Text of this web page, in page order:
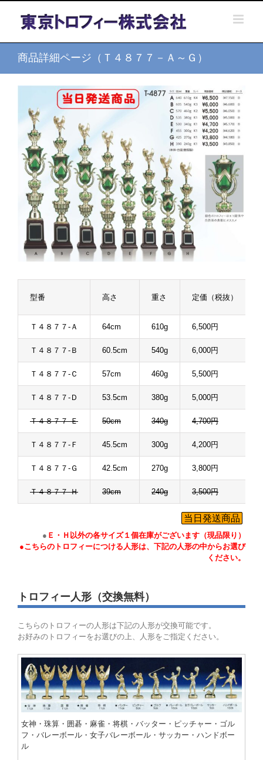
content
商品詳細ページ（Ｔ４８７７－Ａ～Ｇ）
型番 高さ 重さ 定価（税抜）
Ｔ４８７７-Ａ 64cm 610g 6,500円
Ｔ４８７７-Ｂ 60.5cm 540g 6,000円
Ｔ４８７７-Ｃ 57cm 460g 5,500円
Ｔ４８７７-Ｄ 53.5cm 380g 5,000円
Ｔ４８７７-Ｅ 50cm 340g 4,700円
Ｔ４８７７-Ｆ 45.5cm 300g 4,200円
Ｔ４８７７-Ｇ 42.5cm 270g 3,800円
Ｔ４８７７-Ｈ 39cm 240g 3,500円
当日発送商品
● Ｅ・Ｈ以外の各サイズ１個在庫がございます（現品限り）
●こちらのトロフィーにつける人形は、下記の人形の中からお選び
ください。
トロフィー人形（交換無料）
こちらのトロフィーの人形は下記の人形が交換可能です。
お好みのトロフィーをお選びの上、人形をご指定ください。
女神・珠算・囲碁・麻雀・将棋・バッター・ピッチャー・ゴル
フ・バレーボール・女子バレーボール・サッカー・ハンドボー
ル